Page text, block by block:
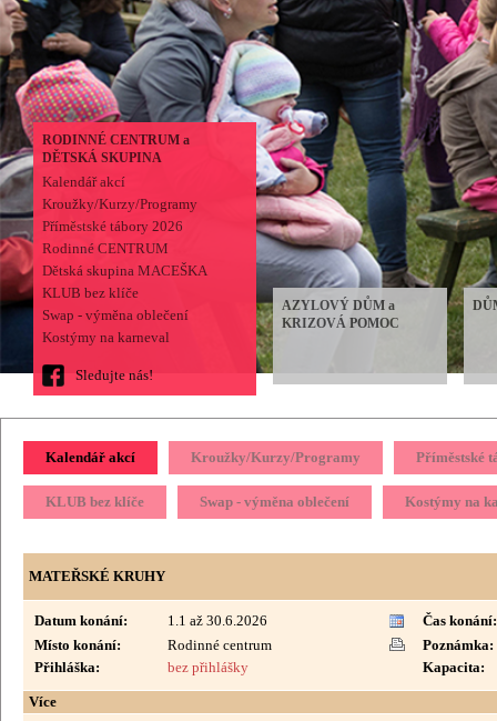
RODINNÉ CENTRUM a
DĚTSKÁ SKUPINA
Kalendář akcí
Kroužky/Kurzy/Programy
Příměstské tábory 2026
Rodinné CENTRUM
Dětská skupina MACEŠKA
KLUB bez klíče
Swap - výměna oblečení
Kostýmy na karneval
Sledujte nás!
AZYLOVÝ DŮM a
KRIZOVÁ POMOC
Kalendář akcí Kroužky/Kurzy/Programy Příměstské
KLUB bez klíče Swap - výměna oblečení Kostýmy na
MATEŘSKÉ KRUHY
Datum konání: 1.1 až 30.6.2026
Čas konání:
Místo konání:
Rodinné centrum
Poznámka:
Přihláška:
bez přihlášky Kapacita:
Více